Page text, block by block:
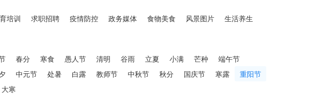
培训 求职招聘 疫情防控 政务媒体 食物美食 风景图片
生活养生
春分 寒食 愚人节 清明 谷雨 立夏 小满 芒种
端午节
中元节 处暑 白露 教师节 中秋节 秋分 国庆节 寒露
重阳节
大寒